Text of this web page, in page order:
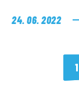
24. 06. 2022
1